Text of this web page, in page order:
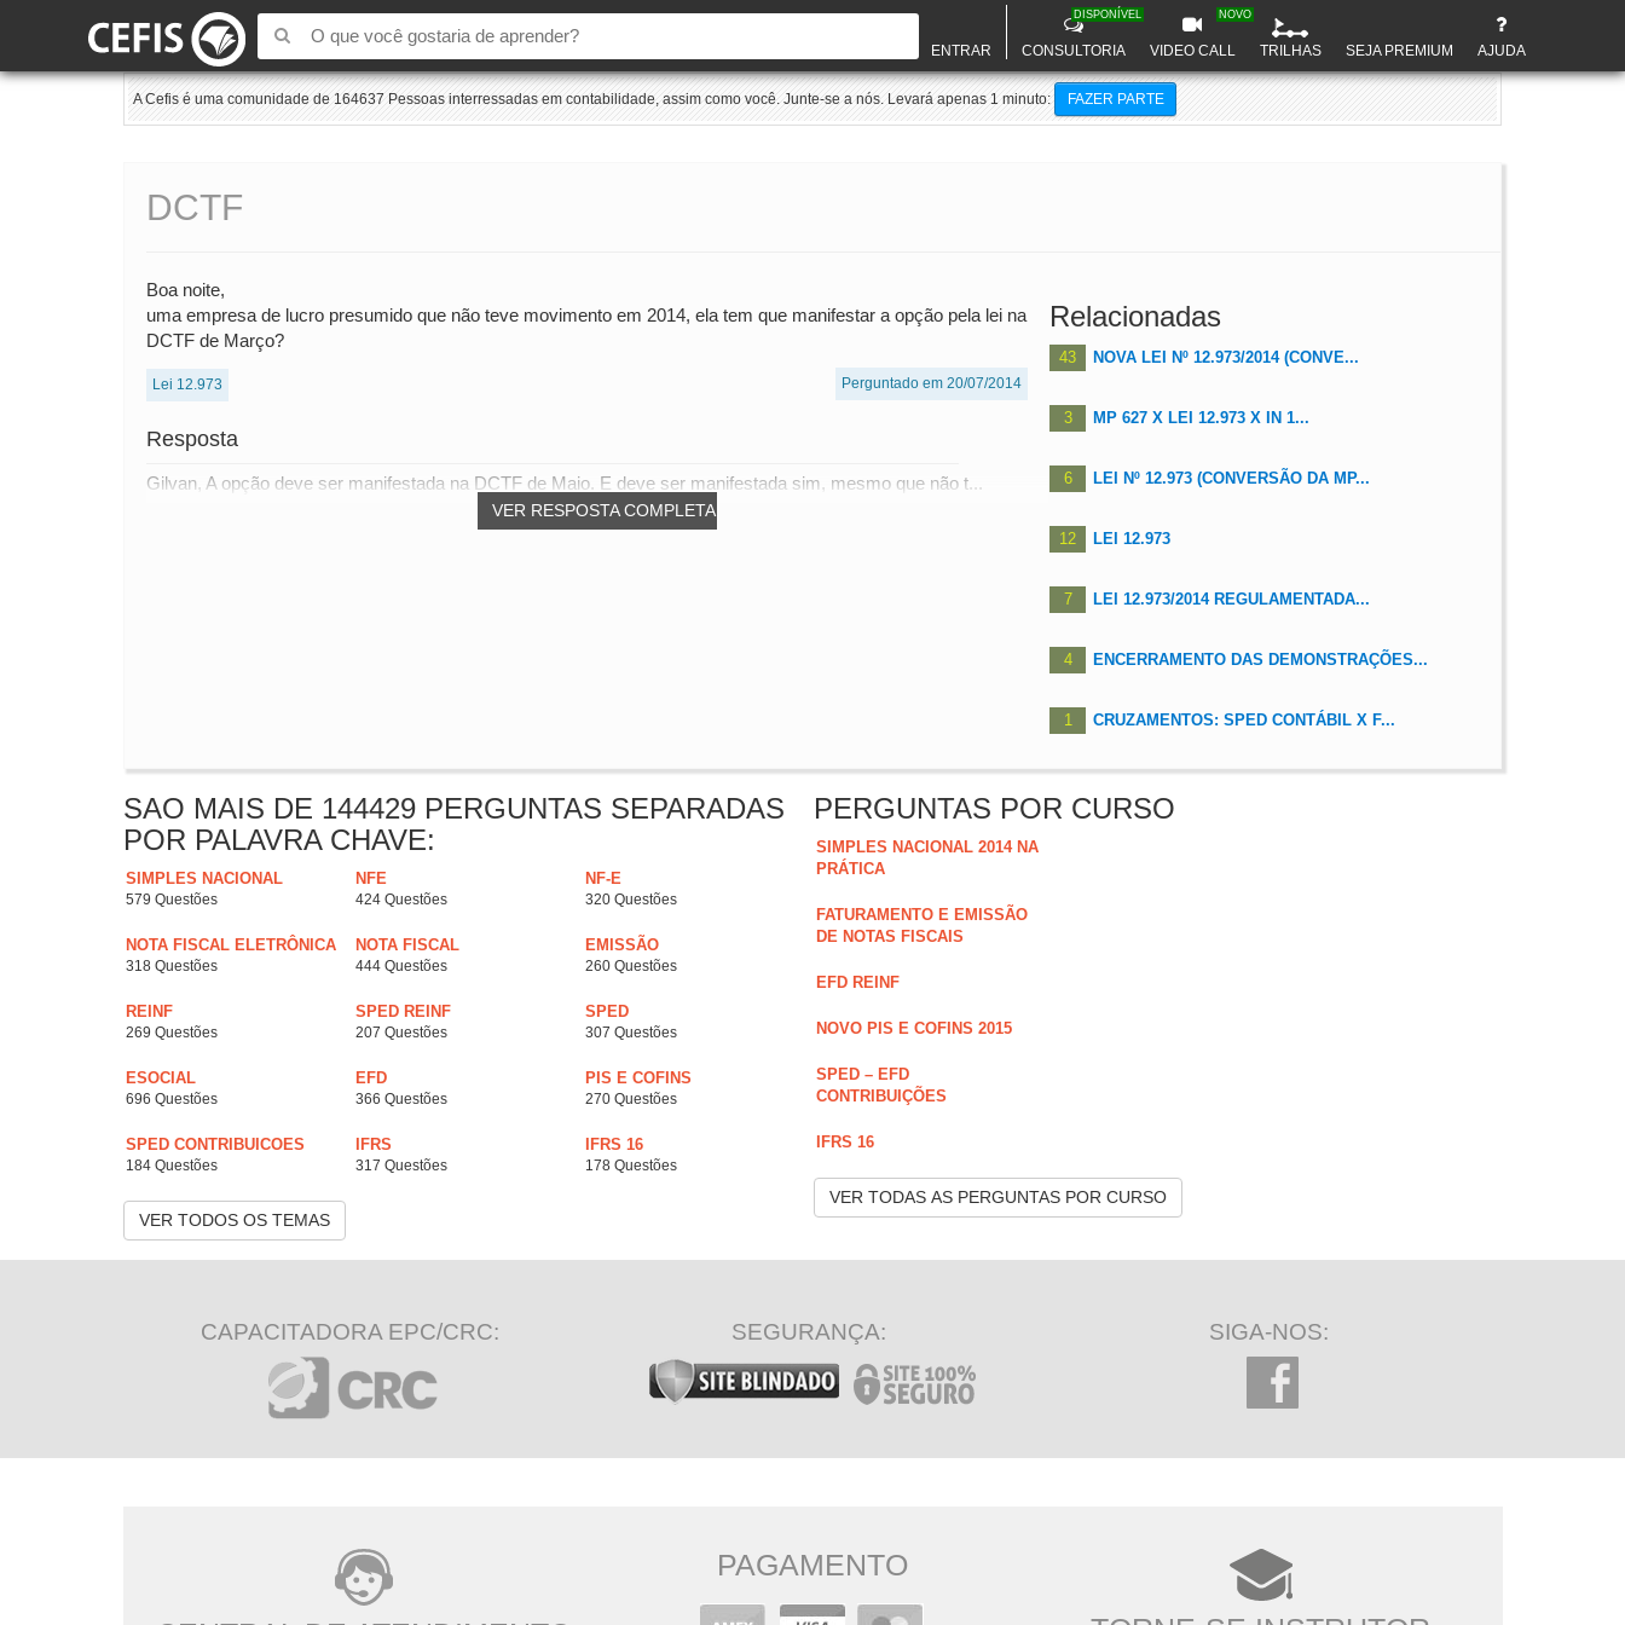
ENTRAR CONSULTORIA
DISPONÍVEL
VIDEO CALL
NOVO
TRILHAS SEJA PREMIUM AJUDA
A Cefis é uma comunidade de 164637 Pessoas interressadas em contabilidade, assim como você. Junte-se a nós. Levará apenas 1 minuto: FAZER PARTE
DCTF
Boa noite,
uma empresa de lucro presumido que não teve movimento em 2014, ela tem que manifestar a opção pela lei na
DCTF de Março?
Lei 12.973 Perguntado em 20/07/2014
Resposta
VER RESPOSTA COMPLETA
Gilvan, A opção deve ser manifestada na DCTF de Maio. E deve ser manifestada sim, mesmo que não t...
Relacionadas
43 NOVA LEI Nº 12.973/2014 (CONVE...
3 MP 627 X LEI 12.973 X IN 1...
6 LEI Nº 12.973 (CONVERSÃO DA MP...
12 LEI 12.973
7 LEI 12.973/2014 REGULAMENTADA...
4 ENCERRAMENTO DAS DEMONSTRAÇÕES...
1 CRUZAMENTOS: SPED CONTÁBIL X F...
SAO MAIS DE 144429 PERGUNTAS SEPARADAS
POR PALAVRA CHAVE:
SIMPLES NACIONAL
579 Questões
NFE
424 Questões
NF-E
320 Questões
NOTA FISCAL ELETRÔNICA
318 Questões
NOTA FISCAL
444 Questões
EMISSÃO
260 Questões
REINF
269 Questões
SPED REINF
207 Questões
SPED
307 Questões
ESOCIAL
696 Questões
EFD
366 Questões
PIS E COFINS
270 Questões
SPED CONTRIBUICOES
184 Questões
IFRS
317 Questões
IFRS 16
178 Questões
VER TODOS OS TEMAS
PERGUNTAS POR CURSO
SIMPLES NACIONAL 2014 NA
PRÁTICA
FATURAMENTO E EMISSÃO
DE NOTAS FISCAIS
EFD REINF
NOVO PIS E COFINS 2015
SPED – EFD
CONTRIBUIÇÕES
IFRS 16
VER TODAS AS PERGUNTAS POR CURSO
CAPACITADORA EPC/CRC: SEGURANÇA: SIGA-NOS:
PAGAMENTO